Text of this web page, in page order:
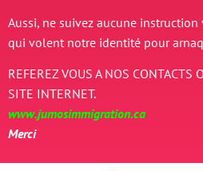
Aussi, ne suivez aucune instruction
qui volent notre identité pour
REFEREZ VOUS A NOS CONTACTS
SITE INTERNET.
www.jumosimmigration.ca
Merci